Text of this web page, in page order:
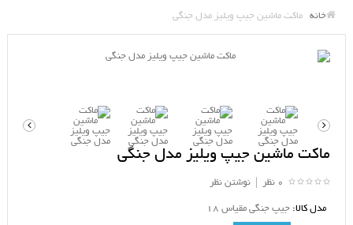
خانه ماکت ماشین جیپ ویلیز مدل جنگی
ماکت ماشین جیپ ویلیز مدل جنگی
0 نظر نوشتن نظر
مدل کالا: جیپ جنگی مقیاس 18